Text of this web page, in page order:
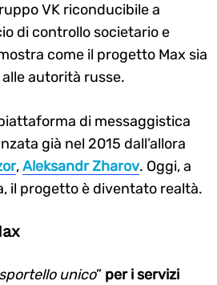
VK riconducibile a
di controllo societario e
come il progetto Max sia
autorità russe.
di messaggistica
già nel 2015 dall’allora
,Aleksandr Zharov. Oggi, a
il progetto è diventato realtà.
sportello unico” per i servizi